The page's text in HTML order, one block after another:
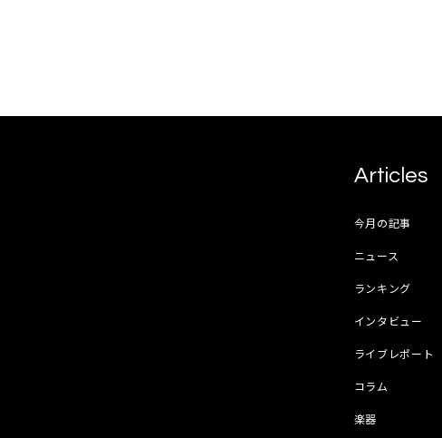
Articles
今月の記事
ニュース
ランキング
インタビュー
ライブレポート
コラム
楽器